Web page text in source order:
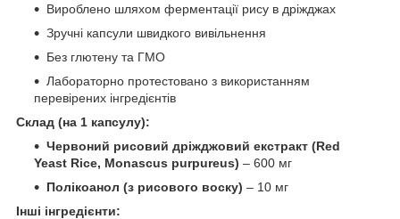
Вироблено шляхом ферментації рису в дріжджах
Зручні капсули швидкого вивільнення
Без глютену та ГМО
Лабораторно протестовано з використанням
перевірених інгредієнтів
Склад (на 1 капсулу):
Червоний рисовий дріжджовий екстракт (Red
Yeast Rice, Monascus purpureus) – 600 мг
Полікоанол (з рисового воску) – 10 мг
Інші інгредієнти: